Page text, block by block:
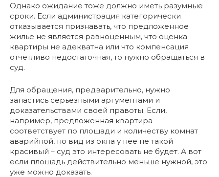
Однако ожидание тоже должно иметь разумные
сроки. Если администрация категорически
отказывается признавать, что предложенное
жилье не является равноценным, что оценка
квартиры не адекватна или что компенсация
отчетливо недостаточная, то нужно обращаться в
суд.
Для обращения, предварительно, нужно
запастись серьезными аргументами и
доказательствами своей правоты. Если,
например, предложенная квартира
соответствует по площади и количеству комнат
аварийной, но вид из окна у нее не такой
красивый – суд это интересовать не будет. А вот
если площадь действительно меньше нужной, это
уже можно доказать.